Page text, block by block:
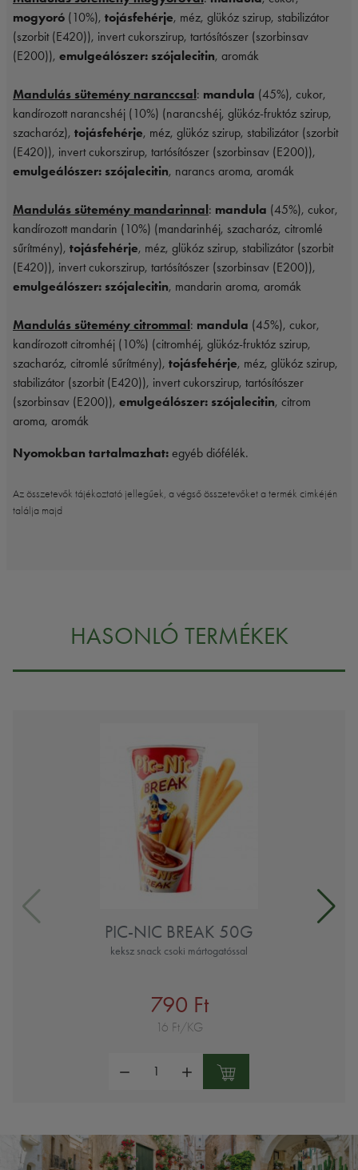
mogyoró (10%), tojásfehérje, méz, glükóz szirup, stabilizátor
(szorbit (E420)), invert cukorszirup, tartósítószer (szorbinsav
(E200)), emulgeálószer: szójalecitin, aromák
Mandulás sütemény naranccsal: mandula (45%), cukor,
kandírozott narancshéj (10%) (narancshéj, glükóz-fruktóz szirup,
szacharóz), tojásfehérje, méz, glükóz szirup, stabilizátor (szorbit
(E420)), invert cukorszirup, tartósítószer (szorbinsav (E200)),
emulgeálószer: szójalecitin, narancs aroma, aromák
Mandulás sütemény mandarinnal: mandula (45%), cukor,
kandírozott mandarin (10%) (mandarinhéj, szacharóz, citromlé
sűrítmény), tojásfehérje, méz, glükóz szirup, stabilizátor (szorbit
(E420)), invert cukorszirup, tartósítószer (szorbinsav (E200)),
emulgeálószer: szójalecitin, mandarin aroma, aromák
Mandulás sütemény citrommal: mandula (45%), cukor,
kandírozott citromhéj (10%) (citromhéj, glükóz-fruktóz szirup,
szacharóz, citromlé sűrítmény), tojásfehérje, méz, glükóz szirup,
stabilizátor (szorbit (E420)), invert cukorszirup, tartósítószer
(szorbinsav (E200)), emulgeálószer: szójalecitin, citrom
aroma, aromák
Nyomokban tartalmazhat: egyéb diófélék.
Az összetevők tájékoztató jellegűek, a végső összetevőket a termék cimkéjén
találja majd
HASONLÓ TERMÉKEK
PIC-NIC BREAK 50G
keksz snack csoki mártogatóssal
790 Ft
16 Ft/KG